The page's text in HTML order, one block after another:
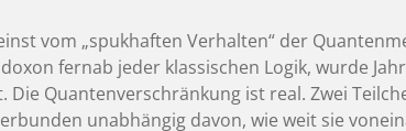
vom „spukhaften Verhalten“ der
fernab jeder klassischen Logik, wurde
Die Quantenverschränkung ist real. Zwei
unabhängig davon, wie weit sie